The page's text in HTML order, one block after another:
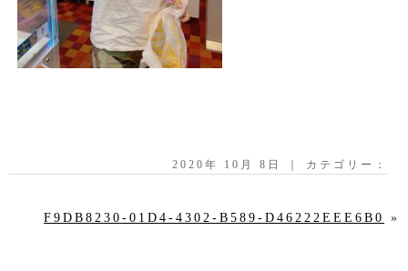
2020年 10月 8日 ｜ カテゴリー：
F9DB8230-01D4-4302-B589-D46222EEE6B0 »